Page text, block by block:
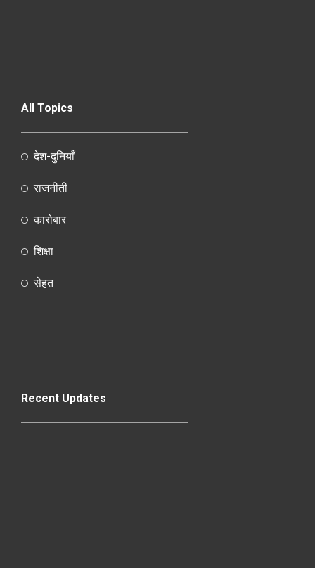
All Topics
देश-दुनियाँ
राजनीती
कारोबार
शिक्षा
सेहत
Recent Updates